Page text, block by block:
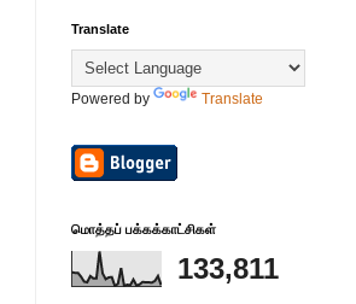
Translate
Powered by Translate
மொத்தப் பக்கக்காட்சிகள்
133,811